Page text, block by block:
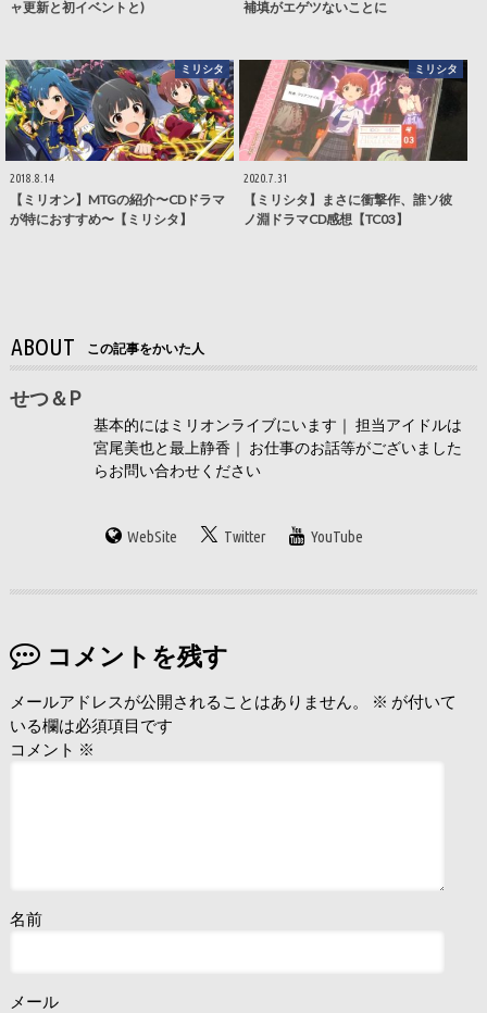
ャ更新と初イベントと) 補填がエゲツないことに
ミリシタ
2018.8.14
【ミリオン】MTGの紹介〜CDドラマ
が特におすすめ〜【ミリシタ】
ミリシタ
2020.7.31
【ミリシタ】まさに衝撃作、誰ソ彼
ノ淵ドラマCD感想【TC03】
ABOUT この記事をかいた人
せつ＆P
基本的にはミリオンライブにいます｜ 担当アイドルは
宮尾美也と最上静香｜ お仕事のお話等がございました
らお問い合わせください
WebSite Twitter YouTube
コメントを残す
メールアドレスが公開されることはありません。 ※ が付いて
いる欄は必須項目です
コメント ※
名前
メール